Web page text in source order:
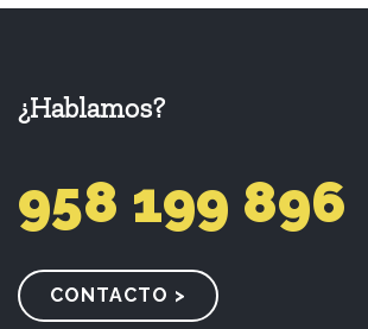
¿Hablamos?
958 199 896
CONTACTO >